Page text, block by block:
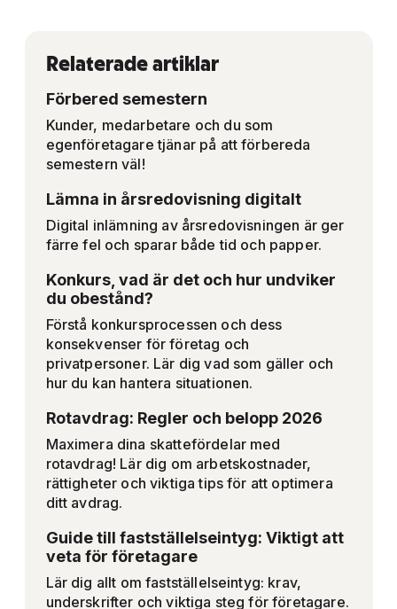
Relaterade artiklar
Förbered semestern
Kunder, medarbetare och du som
egenföretagare tjänar på att förbereda
semestern väl!
Lämna in årsredovisning digitalt
Digital inlämning av årsredovisningen är ger
färre fel och sparar både tid och papper.
Konkurs, vad är det och hur undviker
du obestånd?
Förstå konkursprocessen och dess
konsekvenser för företag och
privatpersoner. Lär dig vad som gäller och
hur du kan hantera situationen.
Rotavdrag: Regler och belopp 2026
Maximera dina skattefördelar med
rotavdrag! Lär dig om arbetskostnader,
rättigheter och viktiga tips för att optimera
ditt avdrag.
Guide till fastställelseintyg: Viktigt att
veta för företagare
Lär dig allt om fastställelseintyg: krav,
underskrifter och viktiga steg för företagare.